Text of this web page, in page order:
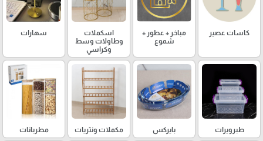
كاسات عصير
مباخر + عطور +
شموع
اسكملات
وطاولات وسط
وكراسي
سهارات
طبرويرات بايركس مكملات ونثريات مطربانات